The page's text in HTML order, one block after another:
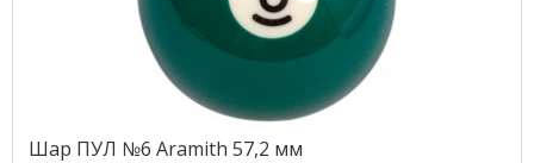
Шар ПУЛ №6 Aramith 57,2 мм